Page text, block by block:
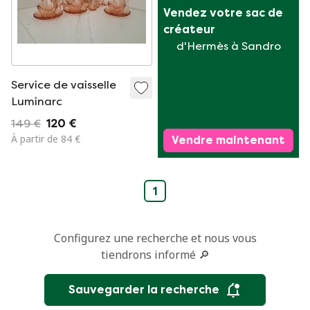
Service de vaisselle
Luminarc
149 € 120 €
À partir de 84 €
Vendez votre sac de
créateur
d'Hermès à Sandro
Vendre maintenant
1
Configurez une recherche et nous vous
tiendrons informé 🔎
Sauvegarder la recherche